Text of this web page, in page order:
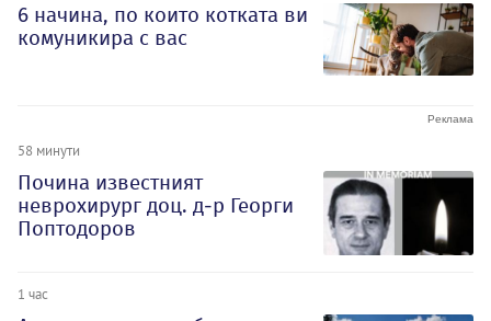
6 начина, по които котката ви
комуникира с вас
58 минути
Почина известният
неврохирург доц. д-р Георги
Поптодоров
1 час